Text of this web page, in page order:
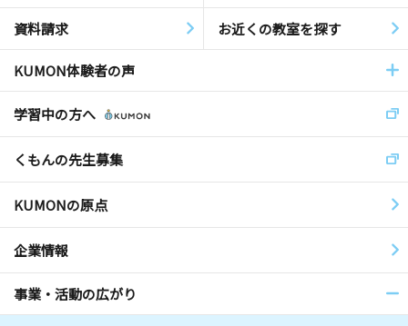
資料請求 お近くの教室を探す
KUMON体験者の声
学習中の方へ
くもんの先生募集
KUMONの原点
企業情報
事業・活動の広がり